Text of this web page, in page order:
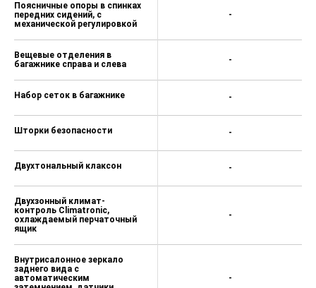
Поясничные опоры в спинках
передних сидений, с
механической регулировкой
Вещевые отделения в
багажнике справа и слева
Набор сеток в багажнике
Шторки безопасности
Двухтональный клаксон
Двухзонный климат-
контроль Climatronic,
охлаждаемый перчаточный
ящик
Внутрисалонное зеркало
заднего вида с
автоматическим
-
-
-
-
-
-
-